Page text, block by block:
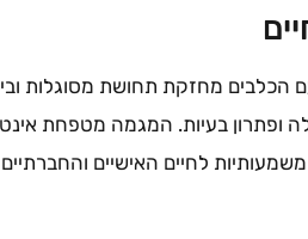
הכלבים מחזקת תחושת מסוגלות
ופתרון בעיות. המגמה מטפחת
לחיים האישיים